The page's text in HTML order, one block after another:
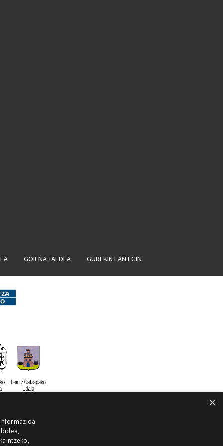
GOIENA TALDEA GUREKIN LAN EGIN
×